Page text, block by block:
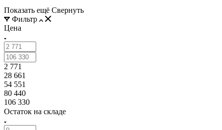
Показать ещё Свернуть
Фильтр
Цена
2 771
28 661
54 551
80 440
106 330
Остаток на складе